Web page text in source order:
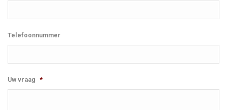
Telefoonnummer
Uw vraag *